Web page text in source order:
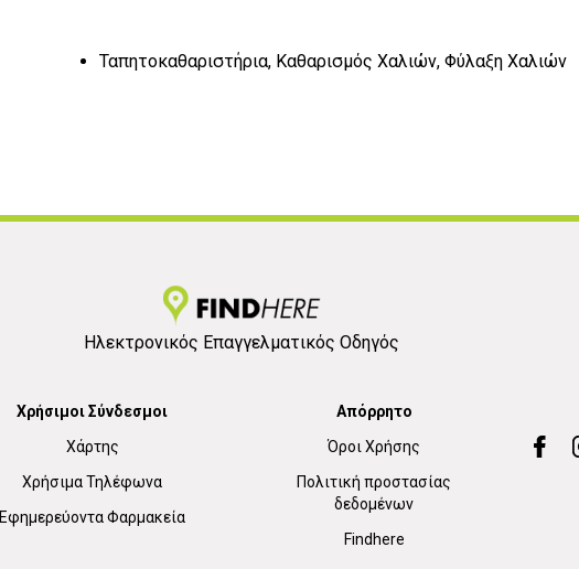
Ταπητοκαθαριστήρια, Καθαρισμός Χαλιών, Φύλαξη Χαλιών
Ηλεκτρονικός Επαγγελματικός Οδηγός
Χρήσιμοι Σύνδεσμοι
Χάρτης
Χρήσιμα Τηλέφωνα
Εφημερεύοντα Φαρμακεία
Απόρρητο
Όροι Χρήσης
Πολιτική προστασίας
δεδομένων
Findhere